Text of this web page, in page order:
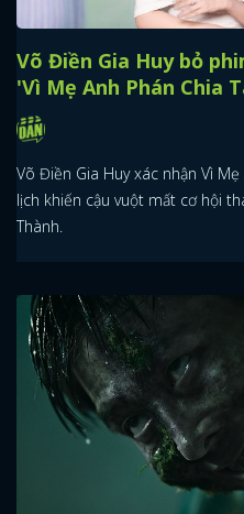
Võ Điền Gia Huy bỏ
'Vì Mẹ Anh Phán Chia
Võ Điền Gia Huy xác nhận Vì
lịch khiến cậu vuột mất cơ hội
Thành.